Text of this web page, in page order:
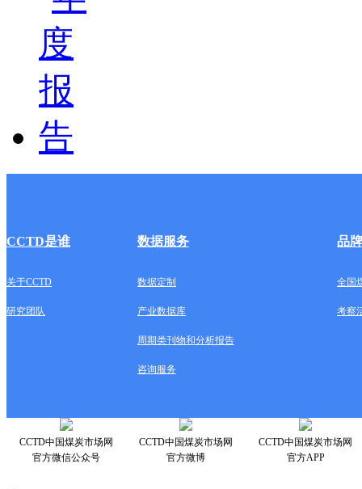
CCTD是谁 数据服务 品
关于CCTD 数据定制 全国
研究团队 产业数据库 考察
周期类刊物和分析报告
咨询服务
CCTD中国煤炭市场网
官方微信公众号
CCTD中国煤炭市场网
官方微博
CCTD中国煤炭市场网
官方APP